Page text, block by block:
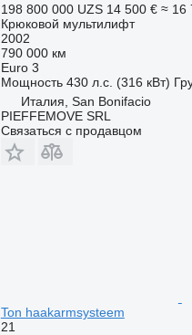
198 800 000 UZS 14 500 € ≈ 16
Крюковой мультилифт
2002
790 000 км
Euro 3
Мощность 430 л.с. (316 кВт)
Италия, San Bonifacio
PIEFFEMOVE SRL
Связаться с продавцом
Ton haakarmsysteem
21